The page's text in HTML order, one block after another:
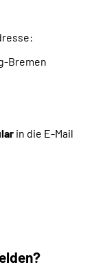
Bremen
in die E-Mail